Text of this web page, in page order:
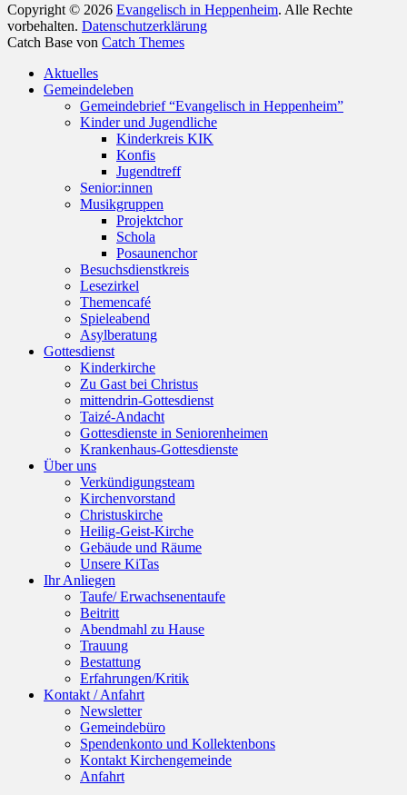
Copyright © 2026 Evangelisch in Heppenheim. Alle Rechte
vorbehalten. Datenschutzerklärung
Catch Base von Catch Themes
oben
scrollen
Aktuelles
Gemeindeleben
Gemeindebrief “Evangelisch in Heppenheim”
Kinder und Jugendliche
Kinderkreis KIK
Konfis
Jugendtreff
Senior:innen
Musikgruppen
Projektchor
Schola
Posaunenchor
Besuchsdienstkreis
Lesezirkel
Themencafé
Spieleabend
Asylberatung
Gottesdienst
Kinderkirche
Zu Gast bei Christus
mittendrin-Gottesdienst
Taizé-Andacht
Gottesdienste in Seniorenheimen
Krankenhaus-Gottesdienste
Über uns
Verkündigungsteam
Kirchenvorstand
Christuskirche
Heilig-Geist-Kirche
Gebäude und Räume
Unsere KiTas
Ihr Anliegen
Taufe/ Erwachsenentaufe
Beitritt
Abendmahl zu Hause
Trauung
Bestattung
Erfahrungen/Kritik
Kontakt / Anfahrt
Newsletter
Gemeindebüro
Spendenkonto und Kollektenbons
Kontakt Kirchengemeinde
Anfahrt